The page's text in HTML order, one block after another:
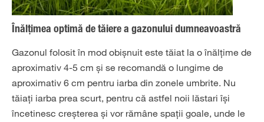
Înălțimea optimă de tăiere a gazonului dumneavoastră
Gazonul folosit în mod obișnuit este tăiat la o înălțime de
aproximativ 4-5 cm și se recomandă o lungime de
aproximativ 6 cm pentru iarba din zonele umbrite. Nu
tăiați iarba prea scurt, pentru că astfel noii lăstari își
încetinesc creșterea și vor rămâne spații goale, unde le